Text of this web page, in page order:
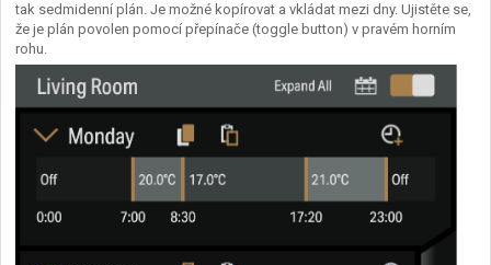
tak sedmidenní plán. Je možné kopírovat a vkládat mezi dny. Ujistěte se,
že je plán povolen pomocí přepínače (toggle button) v pravém horním
rohu.